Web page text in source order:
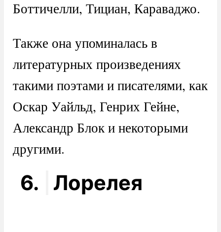
Боттичелли, Тициан, Караваджо.
Также она упоминалась в
литературных произведениях
такими поэтами и писателями, как
Оскар Уайльд, Генрих Гейне,
Александр Блок и некоторыми
другими.
6. Лорелея